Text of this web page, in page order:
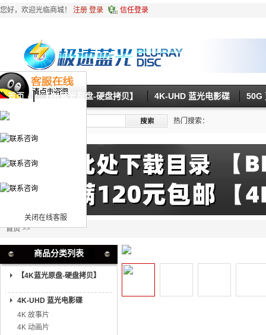
关闭在线客服
您好，欢迎光临商城！ 注册 登录 信任登录
首页 【4K蓝光原盘-硬盘拷贝】 4K-UHD 蓝光电影碟 50G
热门搜索：
首页>>
商品分类列表
【4K蓝光原盘-硬盘拷贝】
4K-UHD 蓝光电影碟
4K 故事片
4K 动画片